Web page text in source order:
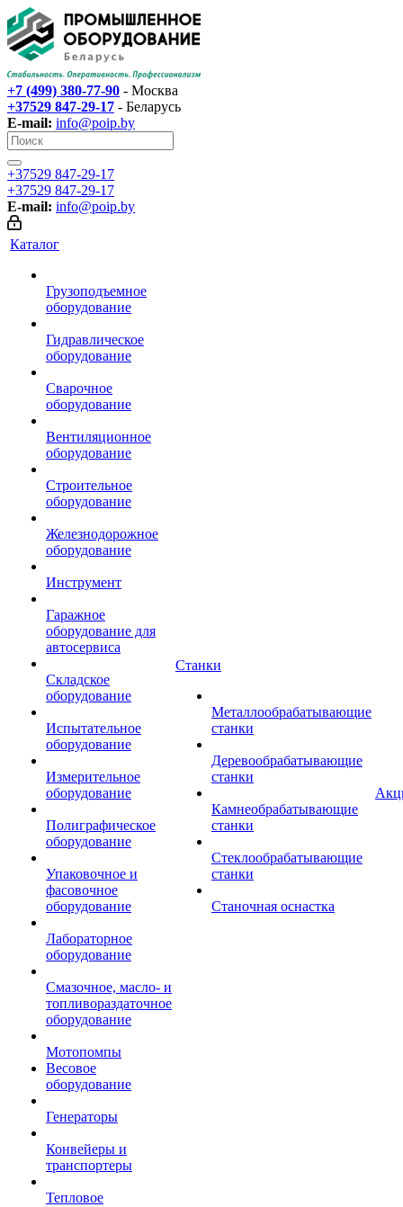
+7 (499) 380-77-90 - Москва
+37529 847-29-17‬ - Беларусь
E-mail: info@poip.by
+37529 847-29-17‬
+37529 847-29-17‬
E-mail: info@poip.by
Каталог
Грузоподъемное
оборудование
Гидравлическое
оборудование
Сварочное
оборудование
Вентиляционное
оборудование
Строительное
оборудование
Железнодорожное
оборудование
Инструмент
Гаражное
оборудование для
автосервиса
Складское
оборудование
Испытательное
оборудование
Измерительное
оборудование
Полиграфическое
оборудование
Упаковочное и
фасовочное
оборудование
Лабораторное
оборудование
Смазочное, масло- и
топливораздаточное
оборудование
Мотопомпы
Весовое
оборудование
Генераторы
Конвейеры и
транспортеры
Тепловое
Станки
Металлообрабатывающие
станки
Деревообрабатывающие
станки
Камнеобрабатывающие
станки
Стеклообрабатывающие
станки
Станочная оснастка